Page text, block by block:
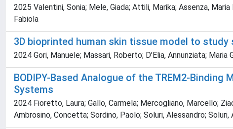
2025 Valentini, Sonia; Mele, Giada; Attili, Marika; Assenza,
Fabiola
3D bioprinted human skin tissue model to study
2024 Gori, Manuele; Massari, Roberto; D’Elia, Annunziata;
BODIPY-Based Analogue of the TREM2-
Systems
2024 Fioretto, Laura; Gallo, Carmela; Mercogliano, Marcello;
Ambrosino, Concetta; Sordino, Paolo; Soluri, Alessandro;